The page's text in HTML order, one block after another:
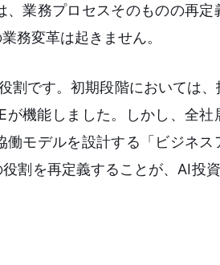
業務プロセスそのものの再
務変革は起きません。
割です。初期段階においては
機能しました。しかし、全
モデルを設計する「ビジネ
割を再定義することが、AI投